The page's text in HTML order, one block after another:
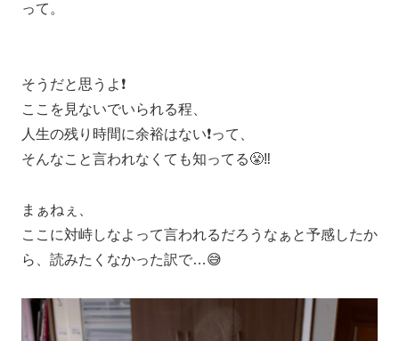
って。
そうだと思うよ❗️
ここを見ないでいられる程、
人生の残り時間に余裕はない❗️って、
そんなこと言われなくても知ってる😤‼️
まぁねぇ、
ここに対峙しなよって言われるだろうなぁと予感したか
ら、読みたくなかった訳で…😅